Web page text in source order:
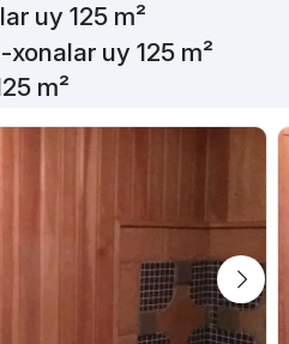
uy 125 m²
uy 125 m²
m²